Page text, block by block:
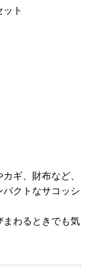
ト
ギ、財布など、
クトなサコッシ
わるときでも気